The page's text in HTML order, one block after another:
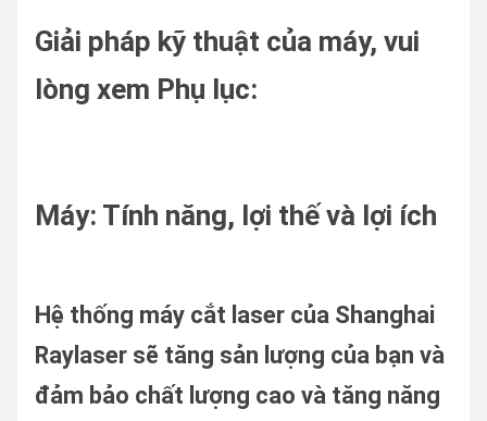
Giải pháp kỹ thuật của máy, vui
lòng xem Phụ lục:
Máy: Tính năng, lợi thế và lợi ích
Hệ thống máy cắt laser của Shanghai
Raylaser sẽ tăng sản lượng của bạn và
đảm bảo chất lượng cao và tăng năng